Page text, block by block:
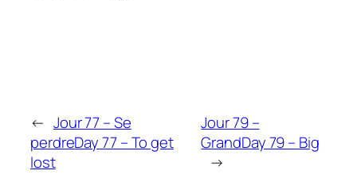
← Jour 77 – Se
perdreDay 77 – To get
lost
Jour 79 –
GrandDay 79 – Big
→